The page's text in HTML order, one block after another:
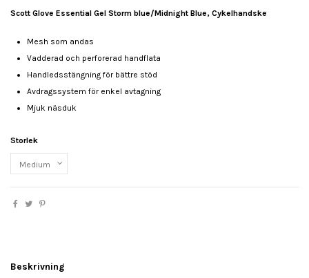
Scott Glove Essential Gel Storm blue/Midnight Blue, Cykelhandske
Mesh som andas
Vadderad och perforerad handflata
Handledsstängning för bättre stöd
Avdragssystem för enkel avtagning
Mjuk näsduk
Storlek
Beskrivning